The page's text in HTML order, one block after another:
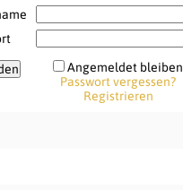
Angemeldet bleiben
Passwort vergessen?
Registrieren